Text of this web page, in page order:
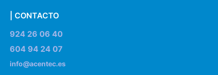
| CONTACTO
924 26 06 40
604 94 24 07
info@acentec.es